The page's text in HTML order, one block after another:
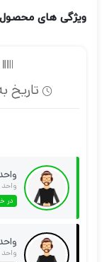
ویژگی های
تاریخ
در